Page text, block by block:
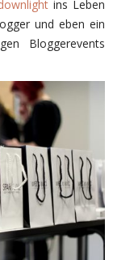
ins Leben
und eben ein
Bloggerevents